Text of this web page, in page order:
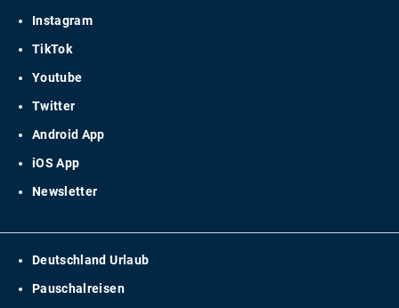
Instagram
TikTok
Youtube
Twitter
Android App
iOS App
Newsletter
Deutschland Urlaub
Pauschalreisen